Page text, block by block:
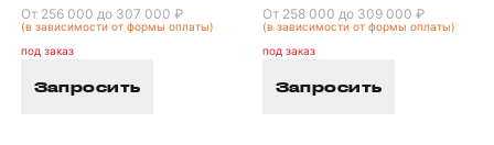
От 256 000 до 307 000 ₽
(в зависимости от формы оплаты)
под заказ
Запросить
От 258 000 до 309 000 ₽
(в зависимости от формы оплаты)
под заказ
Запросить